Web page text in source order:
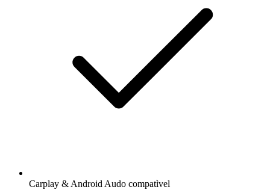
Carplay & Android Audo compatìvel